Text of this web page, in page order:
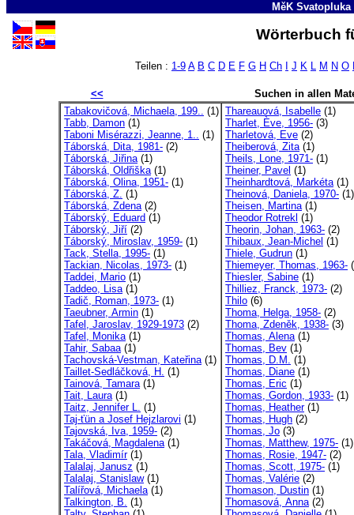
MěK
Wörterbuch
Teilen : 1-9 A B C D E F G H Ch J K L M N O
<<
Suchen in allen
Tabakovičová, Michaela, 199.. (1)
Tabb, Damon (1)
Taboni Misérazzi, Jeanne, 1.. (1)
Táborská, Dita, 1981- (2)
Táborská, Jiřina(1)
Táborská, Oldřiška(1)
Táborská, Olina, 1951- (1)
Táborská, Z. (1)
Táborská, Zdena(2)
Táborský, Eduard (1)
Táborský, Jiří (2)
Táborský, Miroslav, 1959- (1)
Tack, Stella, 1995- (1)
Tackian, Nicolas, 1973- (1)
Taddei, Mario (1)
Taddeo, Lisa(1)
Tadič, Roman, 1973- (1)
Taeubner, Armin (1)
Tafel, Jaroslav, 1929-1973 (2)
Tafel, Monika(1)
Tahir, Sabaa(1)
Tachovská-Vestman, Kateřina(1)
Taillet-Sedláčková, H. (1)
Tainová, Tamara(1)
Tait, Laura(1)
Taitz, Jennifer L. (1)
Taj-ťün a Josef Hejzlarovi (1)
Tajovská, Iva, 1959- (2)
Takáčová, Magdalena(1)
Tala, Vladimír(1)
Talalaj, Janusz (1)
Talalaj, Stanislaw(1)
Talířová, Michaela(1)
Talkington, B. (1)
Thareauová, Isabelle (1)
Tharlet, Ève, 1956- (3)
Tharletová, Eve (2)
Theiberová, Zita(1)
Theils, Lone, 1971- (1)
Theiner, Pavel (1)
Theinhardtová, Markéta(1)
Theinová, Daniela, 1970- (1)
Theisen, Martina(1)
Theodor Rotrekl (1)
Theorin, Johan, 1963- (2)
Thibaux, Jean-Michel (1)
Thiele, Gudrun (1)
Thiemeyer, Thomas, 1963-
Thiesler, Sabine (1)
Thilliez, Franck, 1973- (2)
Thilo (6)
Thoma, Helga, 1958- (2)
Thoma, Zdeněk, 1938- (3)
Thomas, Alena(1)
Thomas, Bev (1)
Thomas, D.M. (1)
Thomas, Diane (1)
Thomas, Eric (1)
Thomas, Gordon, 1933- (1)
Thomas, Heather(1)
Thomas, Hugh (2)
Thomas, Jo (3)
Thomas, Matthew, 1975- (1)
Thomas, Rosie, 1947- (2)
Thomas, Scott, 1975- (1)
Thomas, Valérie (2)
Thomason, Dustin (1)
Thomasová, Anna(2)